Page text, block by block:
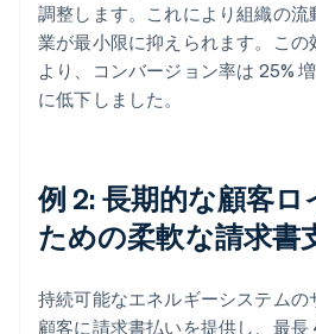
調整します。これにより組織の
業が最小限に抑えられます。こ
より、コンバージョン率は 25%
に低下しました。
例 2: 長期的な顧客
ための柔軟な請求書
持続可能なエネルギーシステムの
顧客に請求書払いを提供し、最